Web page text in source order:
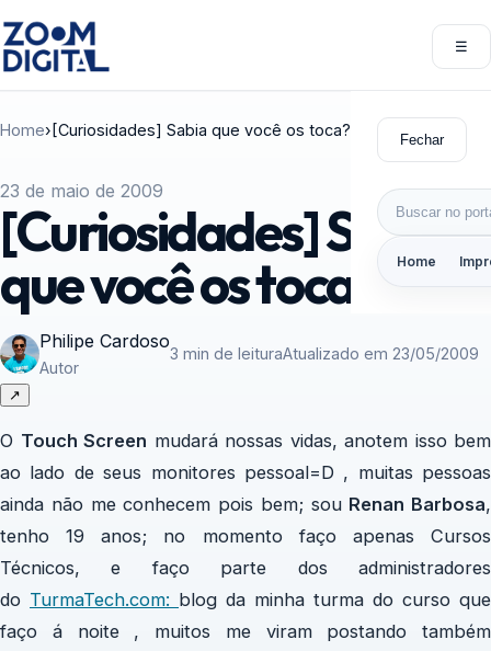
☰
Fechar
Buscar por:
Home
Home› [Curiosidades] Sabia que você os toca?
23 de maio de 2009
[Curiosidades] Sabia
que você os toca?
Philipe Cardoso
Autor
3 min de leituraAtualizado em 23/05/2009
↗
O Touch Screen mudará nossas vidas, anotem isso bem
ao lado de seus monitores pessoal=D , muitas pessoas
ainda não me conhecem pois bem; sou Renan Barbosa,
tenho 19 anos; no momento faço apenas Cursos
Técnicos, e faço parte dos administradores
do TurmaTech.com: blog da minha turma do curso que
faço á noite , muitos me viram postando também